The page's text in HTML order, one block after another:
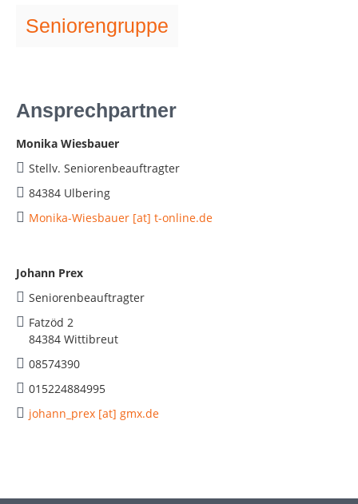
Seniorengruppe
Ansprechpartner
Monika Wiesbauer
Stellv. Seniorenbeauftragter
84384 Ulbering
Monika-Wiesbauer [at] t-online.de
Johann Prex
Seniorenbeauftragter
Fatzöd 2
84384 Wittibreut
08574390
015224884995
johann_prex [at] gmx.de